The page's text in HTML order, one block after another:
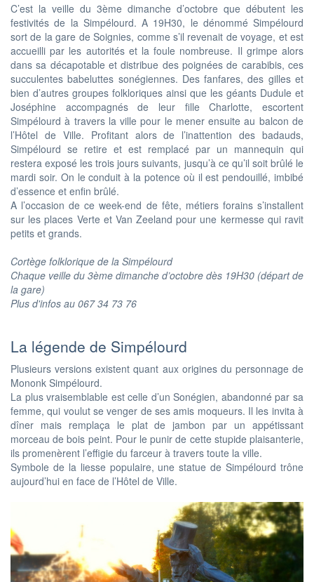
C’est la veille du 3ème dimanche d’octobre que débutent les
festivités de la Simpélourd. A 19H30, le dénommé Simpélourd
sort de la gare de Soignies, comme s’il revenait de voyage, et est
accueilli par les autorités et la foule nombreuse. Il grimpe alors
dans sa décapotable et distribue des poignées de carabibis, ces
succulentes babeluttes sonégiennes. Des fanfares, des gilles et
bien d’autres groupes folkloriques ainsi que les géants Dudule et
Joséphine accompagnés de leur fille Charlotte, escortent
Simpélourd à travers la ville pour le mener ensuite au balcon de
l’Hôtel de Ville. Profitant alors de l’inattention des badauds,
Simpélourd se retire et est remplacé par un mannequin qui
restera exposé les trois jours suivants, jusqu’à ce qu’il soit brûlé le
mardi soir. On le conduit à la potence où il est pendouillé, imbibé
d’essence et enfin brûlé.
A l’occasion de ce week-end de fête, métiers forains s’installent
sur les places Verte et Van Zeeland pour une kermesse qui ravit
petits et grands.
Cortège folklorique de la Simpélourd
Chaque veille du 3ème dimanche d’octobre dès 19H30 (départ de
la gare)
Plus d'infos au 067 34 73 76
La légende de Simpélourd
Plusieurs versions existent quant aux origines du personnage de
Mononk Simpélourd.
La plus vraisemblable est celle d’un Sonégien, abandonné par sa
femme, qui voulut se venger de ses amis moqueurs. Il les invita à
dîner mais remplaça le plat de jambon par un appétissant
morceau de bois peint. Pour le punir de cette stupide plaisanterie,
ils promenèrent l’effigie du farceur à travers toute la ville.
Symbole de la liesse populaire, une statue de Simpélourd trône
aujourd’hui en face de l’Hôtel de Ville.